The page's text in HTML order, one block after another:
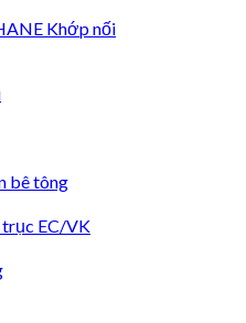
Khớp nối
bê tông
EC/VK